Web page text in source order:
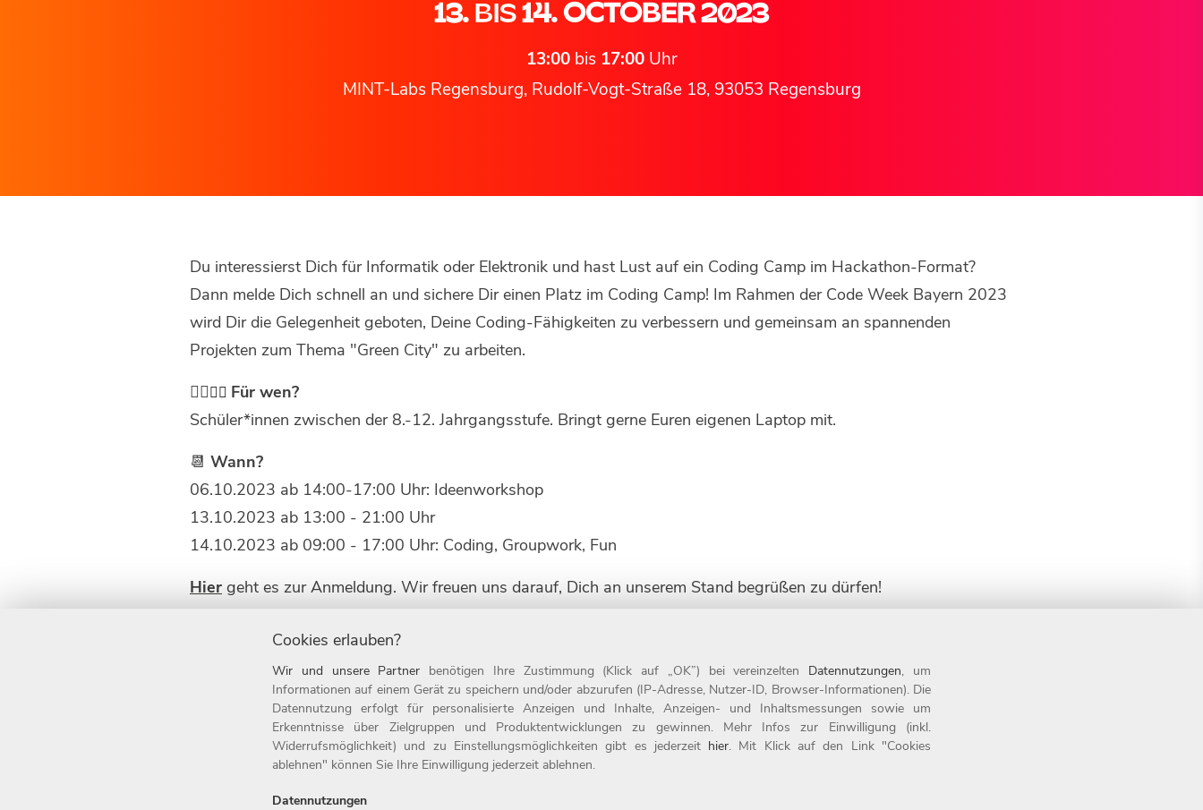
13. BIS14. OCTOBER 2023
13:00bis 17:00Uhr
MINT-Labs Regensburg, Rudolf-Vogt-Straße 18, 93053 Regensburg
Du interessierst Dich für Informatik oder Elektronik und hast Lust auf ein Coding Camp im Hackathon-Format?
Dann melde Dich schnell an und sichere Dir einen Platz im Coding Camp! Im Rahmen der Code Week Bayern 2023
wird Dir die Gelegenheit geboten, Deine Coding-Fähigkeiten zu verbessern und gemeinsam an spannenden
Projekten zum Thema "Green City" zu arbeiten.
🙋‍♀️ 🙋‍♂️ Für wen?
Schüler*innen zwischen der 8.-12. Jahrgangsstufe. Bringt gerne Euren eigenen Laptop mit.
📆 Wann?
06.10.2023 ab 14:00-17:00 Uhr: Ideenworkshop
13.10.2023 ab 13:00 - 21:00 Uhr
14.10.2023 ab 09:00 - 17:00 Uhr: Coding, Groupwork, Fun
Hier geht es zur Anmeldung. Wir freuen uns darauf, Dich an unserem Stand begrüßen zu dürfen!
Jobs
Initiativbewerbung
Compliance
Cookies erlauben?
Wir und unsere Partner benötigen Ihre Zustimmung (Klick auf „OK”) bei vereinzelten Datennutzungen, um
Informationen auf einem Gerät zu speichern und/oder abzurufen (IP-Adresse, Nutzer-ID, Browser-Informationen). Die
Datennutzung erfolgt für personalisierte Anzeigen und Inhalte, Anzeigen- und Inhaltsmessungen sowie um
Erkenntnisse über Zielgruppen und Produktentwicklungen zu gewinnen. Mehr Infos zur Einwilligung (inkl.
Widerrufsmöglichkeit) und zu Einstellungsmöglichkeiten gibt es jederzeit hier. Mit Klick auf den Link "Cookies
ablehnen" können Sie Ihre Einwilligung jederzeit ablehnen.
Datennutzungen